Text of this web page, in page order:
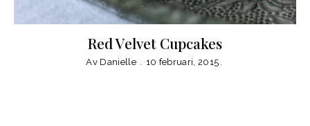
Red Velvet Cupcakes
Av Danielle 10 februari, 2015